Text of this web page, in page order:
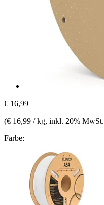
€ 16,99
(€ 16,99 / kg, inkl. 20% MwSt.
Farbe: